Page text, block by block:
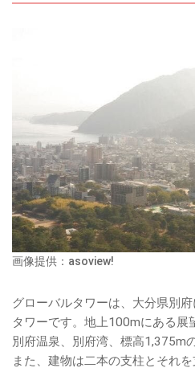
画像提供：asoview!
グローバルタワーは、大分県別
タワーです。地上100mにある展
別府温泉、別府湾、標高1,375m
また、建物は二本の支柱とそれ